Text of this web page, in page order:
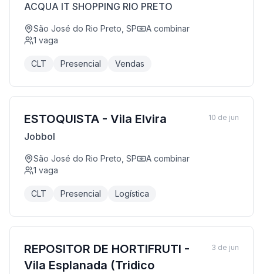
ACQUA IT SHOPPING RIO PRETO
São José do Rio Preto, SP
A combinar
1 vaga
CLT Presencial Vendas
ESTOQUISTA - Vila Elvira
Jobbol
São José do Rio Preto, SP
A combinar
1 vaga
CLT Presencial Logística
10 de jun
REPOSITOR DE HORTIFRUTI -
Vila Esplanada (Tridico
3 de jun